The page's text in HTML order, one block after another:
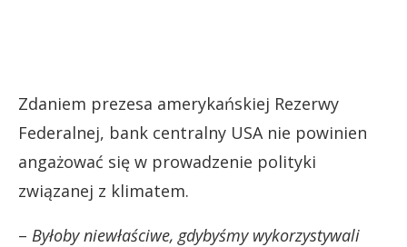
Zdaniem prezesa amerykańskiej Rezerwy
Federalnej, bank centralny USA nie powinien
angażować się w prowadzenie polityki
związanej z klimatem.
– Byłoby niewłaściwe, gdybyśmy wykorzystywali